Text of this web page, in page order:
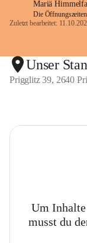
Mariä
Die
Zuletzt bearbeitet:
Unser
Prigglitz 39, 2640
Um
musst du